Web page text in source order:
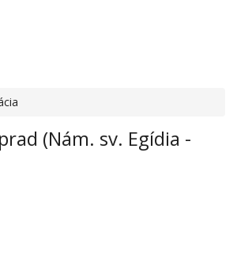
sv. Egídia - Forum)
(Nám. sv. Egídia -